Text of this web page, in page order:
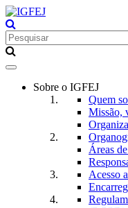
Toggle
navigationSobre o IGFEJ
Quem
Missão,
Áreas
Acesso